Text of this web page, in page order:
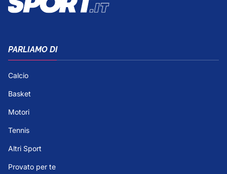
PARLIAMO DI
Calcio
Basket
Motori
Tennis
Altri Sport
Provato per te